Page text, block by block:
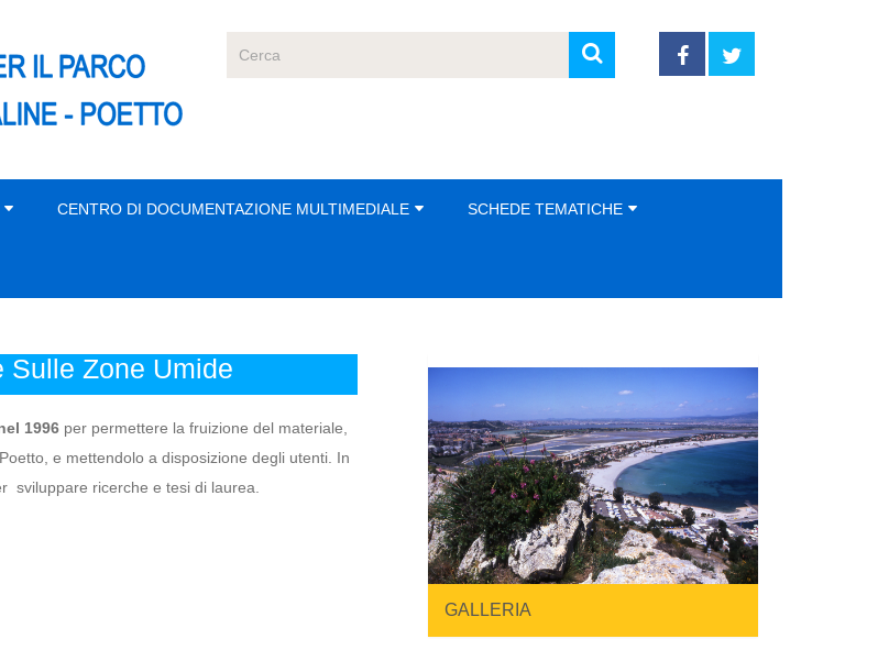
CENTRO DI DOCUMENTAZIONE MULTIMEDIALE SCHEDE TEMATICHE
Sulle Zone Umide
1996 per permettere la fruizione del materiale,
e mettendolo a disposizione degli utenti. In
sviluppare ricerche e tesi di laurea.
GALLERIA